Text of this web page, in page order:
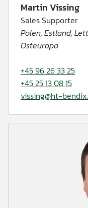
Martin Vissing
Sales Supporter
Polen, Estland,
Osteuropa
+45 96 26 33 25
+45 25 13 08 15
vissing@ht-